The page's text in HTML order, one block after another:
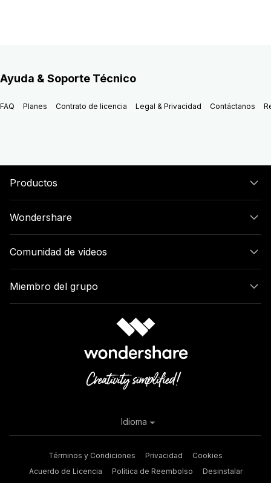
Ayuda & Soporte Técnico
FAQ Planes Contrato de licencia Legal & Privacidad Contáctanos
Productos
Wondershare
Comunidad de videos
Miembro del grupo
Términos y Condiciones Privacidad
Cookies
Acuerdo de Licencia
Política de Reembolso
Desinstalar
Idioma